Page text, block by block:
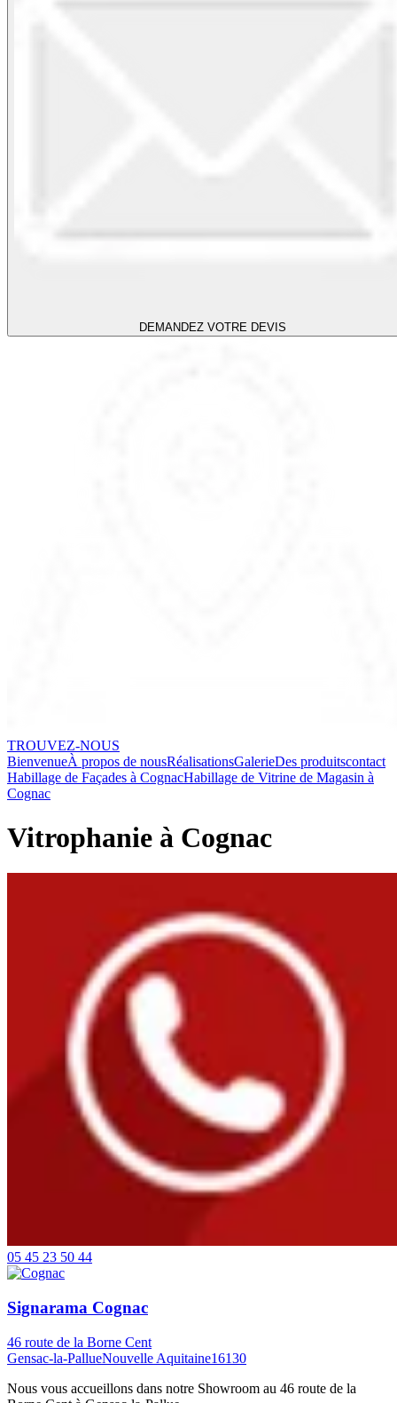
DEMANDEZ VOTRE DEVIS
TROUVEZ-NOUS
BienvenueÀ propos de nousRéalisationsGalerieDes produitscontact
Habillage de Façades à CognacHabillage de Vitrine de Magasin à
Cognac
Vitrophanie à Cognac
05 45 23 50 44
Signarama Cognac
46 route de la Borne Cent
Gensac-la-PallueNouvelle Aquitaine16130
Nous vous accueillons dans notre Showroom au 46 route de la